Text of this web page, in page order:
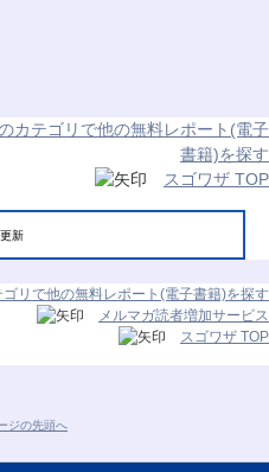
カテゴリで他の無料レポート(電子
書籍)を探す
スゴワザ TOP
新
リで他の無料レポート(電子書籍)を探す
メルマガ読者増加サービス
スゴワザ TOP